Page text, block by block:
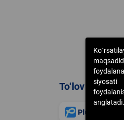
To‘lov usullari
siyosati
anglatadi.